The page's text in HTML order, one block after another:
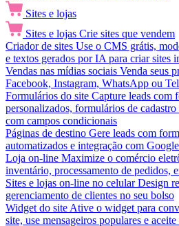
Sites e lojas
Sites e lojas Crie sites que vendem
Criador de sites Use o CMS grátis,
e textos gerados por IA para criar sites
Vendas nas mídias sociais Venda seus
Facebook, Instagram, WhatsApp ou
Formulários do site Capture leads com
personalizados, formulários de
com campos condicionais
Páginas de destino Gere leads com
automatizados e integração com
Loja on-line Maximize o comércio
inventário, processamento de pedidos,
Sites e lojas on-line no celular Design
gerenciamento de clientes no seu bolso
Widget do site Ative o widget para
site, use mensageiros populares e